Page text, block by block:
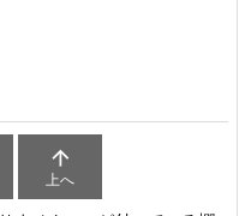

上へ